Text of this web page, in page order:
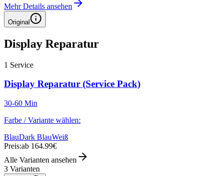
Mehr Details ansehen
Original
Display Reparatur
1 Service
Display Reparatur (Service Pack)
30-60 Min
Farbe / Variante wählen:
BlauDark BlauWeiß
Preis:ab 164.99€
Alle Varianten ansehen
3 Varianten